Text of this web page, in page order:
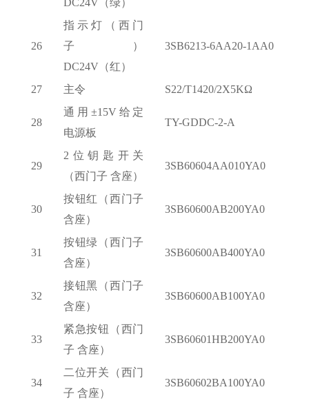
DC24V（绿）
26
指示灯（西门
子）
DC24V（红）
3SB6213-6AA20-1AA0
27 主令 S22/T1420/2X5KΩ
28
通用 ±15V给定
电源板
TY-GDDC-2-A
29
2位钥匙开关
（西门子 含座）
3SB60604AA010YA0
30
按钮红（西门子
含座）
3SB60600AB200YA0
31
按钮绿（西门子
含座）
3SB60600AB400YA0
32
接钮黑（西门子
含座）
3SB60600AB100YA0
33
紧急按钮（西门
子 含座）
3SB60601HB200YA0
34
二位开关（西门
子 含座）
3SB60602BA100YA0